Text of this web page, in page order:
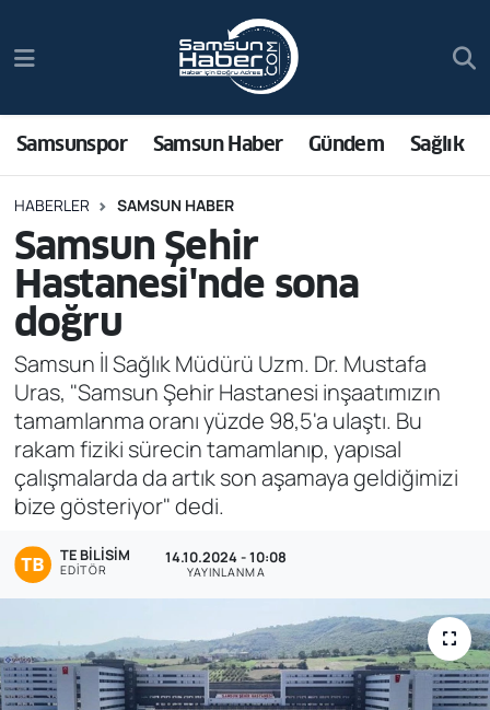
Samsunspor Samsun Haber Gündem Sağlık
HABERLER SAMSUN HABER
Samsun Şehir
Hastanesi'nde sona
doğru
Samsun İl Sağlık Müdürü Uzm. Dr. Mustafa
Uras, "Samsun Şehir Hastanesi inşaatımızın
tamamlanma oranı yüzde 98,5'a ulaştı. Bu
rakam fiziki sürecin tamamlanıp, yapısal
çalışmalarda da artık son aşamaya geldiğimizi
bize gösteriyor" dedi.
TE BILISIM
EDITÖR
14.10.2024 - 10:08
YAYINLANMA
Samsun Haber
Sağlık
Asayiş
Bilim ve Teknoloji
Bölge
Dünya
Ekonomi
Özel Haber
POLİTİKA
Trafik Durumu
Süper Lig Puan Durumu ve Fikstür
Tüm Manşetler
Son Dakika Haberleri
Haber Arşivi